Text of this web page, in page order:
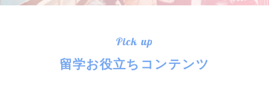
Pick up
留学お役立ちコンテンツ